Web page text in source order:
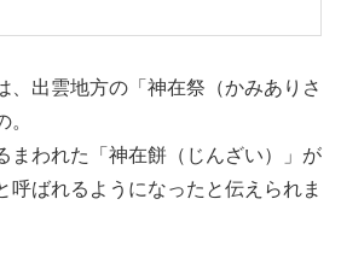
、出雲地方の「神在祭（かみありさ
まわれた「神在餅（じんざい）」が
呼ばれるようになったと伝えられま